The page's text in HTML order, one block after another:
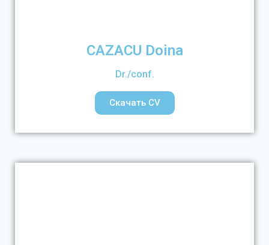
CAZACU Doina
Dr./conf.
Скачать CV